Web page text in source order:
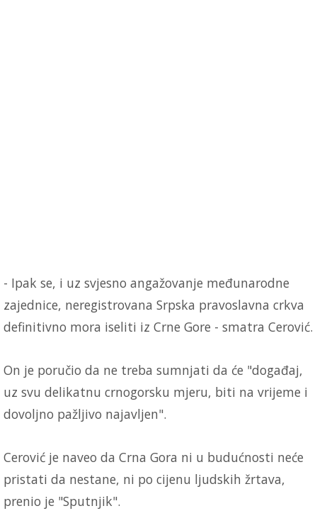
- Ipak se, i uz svjesno angažovanje međunarodne
zajednice, neregistrovana Srpska pravoslavna crkva
definitivno mora iseliti iz Crne Gore - smatra Cerović.
On je poručio da ne treba sumnjati da će "događaj,
uz svu delikatnu crnogorsku mjeru, biti na vrijeme i
dovoljno pažljivo najavljen".
Cerović je naveo da Crna Gora ni u budućnosti neće
pristati da nestane, ni po cijenu ljudskih žrtava,
prenio je "Sputnjik".